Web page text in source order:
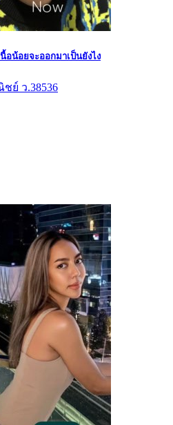
อน้อยจะออกมาเป็นยังไง
ย์ ว.38536